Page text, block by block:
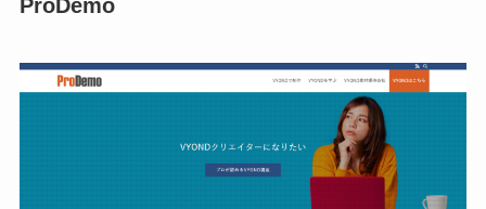
ProDemo